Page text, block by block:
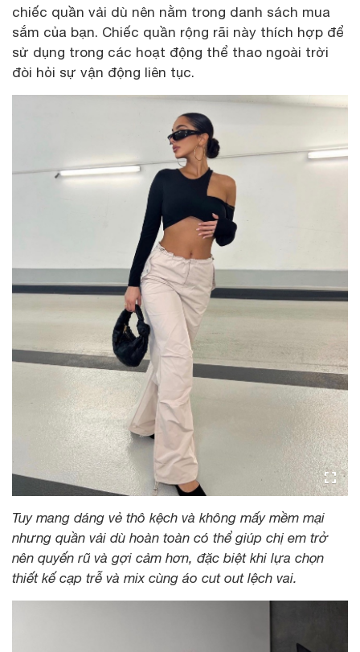
chiếc quần vải dù nên nằm trong danh sách mua
sắm của bạn. Chiếc quần rộng rãi này thích hợp để
sử dụng trong các hoạt động thể thao ngoài trời
đòi hỏi sự vận động liên tục.
Tuy mang dáng vẻ thô kệch và không mấy mềm mại
nhưng quần vải dù hoàn toàn có thể giúp chị em trở
nên quyến rũ và gợi cảm hơn, đặc biệt khi lựa chọn
thiết kế cạp trễ và mix cùng áo cut out lệch vai.